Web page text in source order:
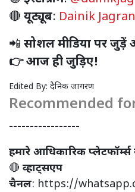
🔴 यूट्यूब: Dainik
📲 सोशल मीडिया पर
👉 आज ही जुड़िए!
Edited By: दैनिक जागरण
Recommended
-----------------
हमारे आधिकारिक
🔴 व्हाट्सएप
चैनल: https://